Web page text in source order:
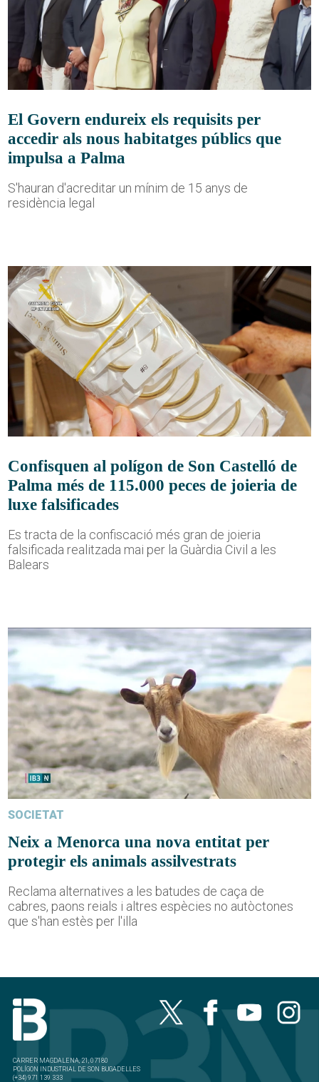
El Govern endureix els requisits per
accedir als nous habitatges públics que
impulsa a Palma
S'hauran d'acreditar un mínim de 15 anys de
residència legal
Confisquen al polígon de Son Castelló de
Palma més de 115.000 peces de joieria de
luxe falsificades
Es tracta de la confiscació més gran de joieria
falsificada realitzada mai per la Guàrdia Civil a les
Balears
SOCIETAT
Neix a Menorca una nova entitat per
protegir els animals assilvestrats
Reclama alternatives a les batudes de caça de
cabres, paons reials i altres espècies no autòctones
que s'han estès per l'illa
CARRER MAGDALENA, 21, 07180
POLÍGON INDUSTRIAL DE SON BUGADELLES
(+34) 971 139 333